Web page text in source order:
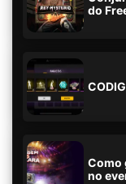
do
Como
no